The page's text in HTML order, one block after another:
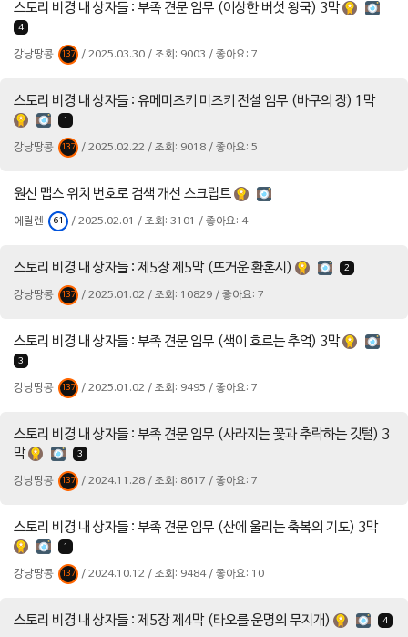
스토리 비경 내 상자들 : 부족 견문 임무 (이상한 버섯 왕국) 3막
4
강낭땅콩 137 / 2025.03.30 / 조회: 9003 / 좋아요: 7
스토리 비경 내 상자들 : 유메미즈키 미즈키 전설 임무 (바쿠의 장) 1막
1
강낭땅콩 137 / 2025.02.22 / 조회: 9018 / 좋아요: 5
원신 맵스 위치 번호로 검색 개선 스크립트
에릴렌 61 / 2025.02.01 / 조회: 3101 / 좋아요: 4
스토리 비경 내 상자들 : 제5장 제5막 (뜨거운 환혼시) 2
강낭땅콩 137 / 2025.01.02 / 조회: 10829 / 좋아요: 7
스토리 비경 내 상자들 : 부족 견문 임무 (색이 흐르는 추억) 3막
3
강낭땅콩 137 / 2025.01.02 / 조회: 9495 / 좋아요: 7
스토리 비경 내 상자들 : 부족 견문 임무 (사라지는 꽃과 추락하는 깃털) 3
막
3
강낭땅콩 137 / 2024.11.28 / 조회: 8617 / 좋아요: 7
스토리 비경 내 상자들 : 부족 견문 임무 (산에 울리는 축복의 기도) 3막
1
강낭땅콩 137 / 2024.10.12 / 조회: 9484 / 좋아요: 10
스토리 비경 내 상자들 : 제5장 제4막 (타오를 운명의 무지개) 4